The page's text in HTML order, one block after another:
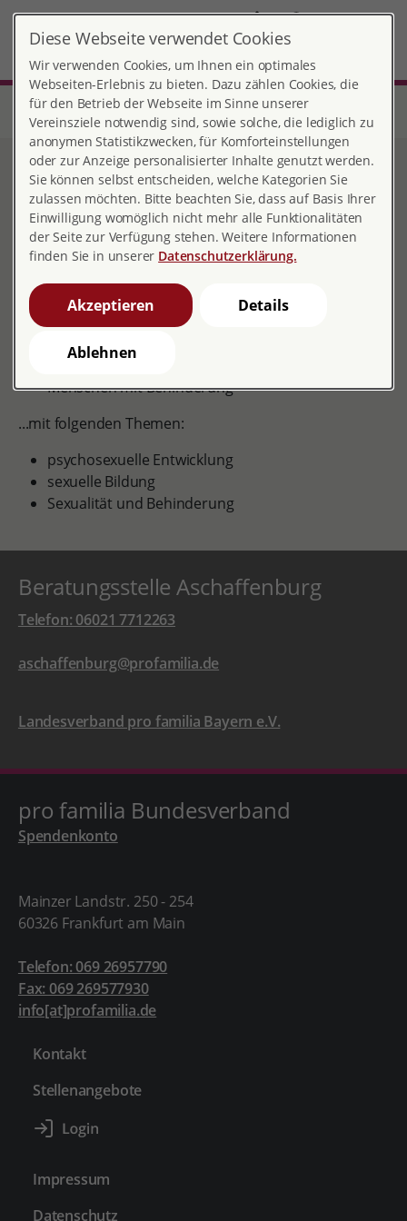
DE
Start Bayern Beratungsstelle Aschaffenburg
Sexuelle Bildung
Elternabende
Elternabende
Wir bieten Elternabende an in
Kindertagesstätten
weiterführende Schulen
Menschen mit Behinderung
...mit folgenden Themen:
psychosexuelle Entwicklung
sexuelle Bildung
Sexualität und Behinderung
Beratungsstelle Aschaffenburg
Telefon: 06021 7712263
aschaffenburg@profamilia.de
Landesverband pro familia Bayern e.V.
pro familia Bundesverband
Spendenkonto
Mainzer Landstr. 250 - 254
60326 Frankfurt am Main
Telefon: 069 26957790
Fax: 069 269577930
info[at]profamilia.de
Kontakt
Stellenangebote
Impressum
Datenschutz
Diese Webseite verwendet Cookies
Wir verwenden Cookies, um Ihnen ein optimales
Webseiten-Erlebnis zu bieten. Dazu zählen Cookies, die
für den Betrieb der Webseite im Sinne unserer
Vereinsziele notwendig sind, sowie solche, die lediglich zu
anonymen Statistikzwecken, für Komforteinstellungen
oder zur Anzeige personalisierter Inhalte genutzt werden.
Sie können selbst entscheiden, welche Kategorien Sie
zulassen möchten. Bitte beachten Sie, dass auf Basis Ihrer
Einwilligung womöglich nicht mehr alle Funktionalitäten
der Seite zur Verfügung stehen. Weitere Informationen
finden Sie in unserer Datenschutzerklärung.
Akzeptieren Details
Ablehnen